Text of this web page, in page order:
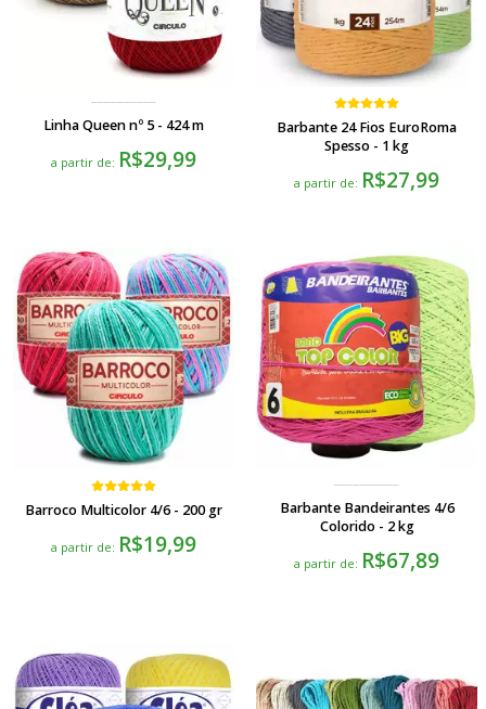
Linha Queen nº 5 - 424 m
a partir de: R$29,99
Barbante 24 Fios EuroRoma
Spesso - 1 kg
a partir de: R$27,99
Barroco Multicolor 4/6 - 200 gr
a partir de: R$19,99
Barbante Bandeirantes 4/6
Colorido - 2 kg
a partir de: R$67,89